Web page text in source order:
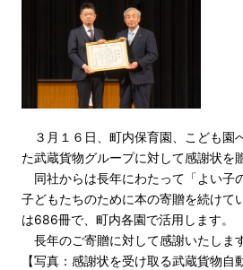
３月１６日、町内保育園、こども園
た武蔵貨物グループに対して感謝状を
同社からは長年にわたって「よい子
子どもたちのために本の寄贈を続けて
は686冊で、町内各園で活用します。
長年のご寄贈に対して感謝いたします
【写真：感謝状を受け取る武蔵貨物自